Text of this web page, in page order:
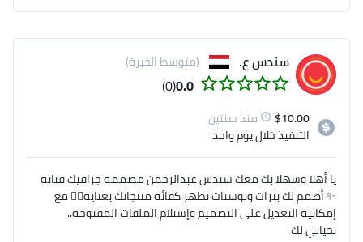
سندس ع. (متوسط الخبرة)
0.0
(0)
$10.00
منذ سنتين
التنفيذخلال يوم واحد
يا أهلا وسهلا بك معك سندس عبدالرحمن مصممة جرافيك فنانة
✨ أصمم لك بنرات وبوستات تظهر كفائة منتجاتك بعناية👌🏻 مع
إمكانية التعديل على التصميم وإستلام الملفات المفتوحة..
تحياتي لك